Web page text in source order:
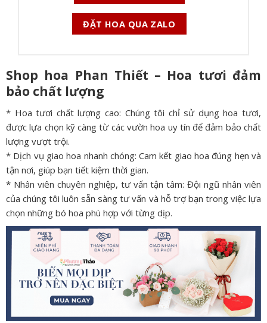
ĐẶT HOA QUA ZALO
Shop hoa Phan Thiết – Hoa tươi đảm
bảo chất lượng
* Hoa tươi chất lượng cao: Chúng tôi chỉ sử dụng hoa tươi,
được lựa chọn kỹ càng từ các vườn hoa uy tín để đảm bảo chất
lượng vượt trội.
* Dịch vụ giao hoa nhanh chóng: Cam kết giao hoa đúng hẹn và
tận nơi, giúp bạn tiết kiệm thời gian.
* Nhân viên chuyên nghiệp, tư vấn tận tâm: Đội ngũ nhân viên
của chúng tôi luôn sẵn sàng tư vấn và hỗ trợ bạn trong việc lựa
chọn những bó hoa phù hợp với từng dịp.